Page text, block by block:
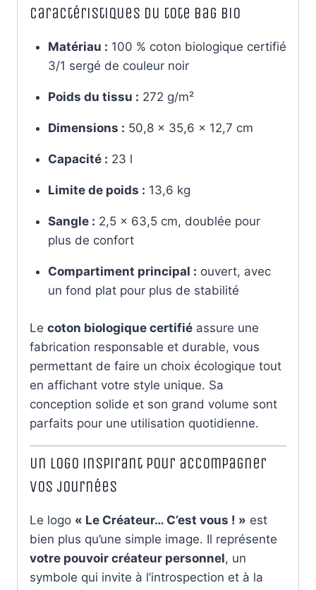
Caractéristiques du tote bag bio
Matériau : 100 % coton biologique certifié
3/1 sergé de couleur noir
Poids du tissu : 272 g/m²
Dimensions : 50,8 × 35,6 × 12,7 cm
Capacité : 23 l
Limite de poids : 13,6 kg
Sangle : 2,5 × 63,5 cm, doublée pour
plus de confort
Compartiment principal : ouvert, avec
un fond plat pour plus de stabilité
Le coton biologique certifié assure une
fabrication responsable et durable, vous
permettant de faire un choix écologique tout
en affichant votre style unique. Sa
conception solide et son grand volume sont
parfaits pour une utilisation quotidienne.
Un logo inspirant pour accompagner
vos journées
Le logo « Le Créateur… C’est vous ! » est
bien plus qu’une simple image. Il représente
votre pouvoir créateur personnel, un
symbole qui invite à l’introspection et à la